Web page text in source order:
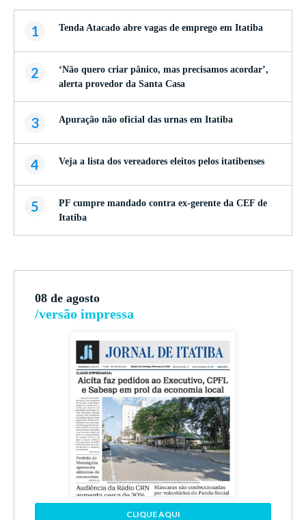
1 Tenda Atacado abre vagas de emprego em Itatiba
2
‘Não quero criar pânico, mas precisamos acordar’,
alerta provedor da Santa Casa
3 Apuração não oficial das urnas em Itatiba
4 Veja a lista dos vereadores eleitos pelos itatibenses
5
PF cumpre mandado contra ex-gerente da CEF de
Itatiba
08 de agosto
/versão impressa
CLIQUE AQUI